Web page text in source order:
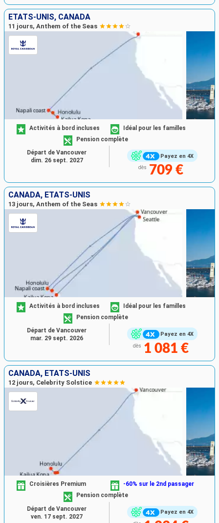
ÉTATS-UNIS, CANADA
11 jours, Anthem of the Seas
Payez en 4X
Activités à bord incluses
Idéal pour les familles
Pension complète
dès 709 €
Départ de Vancouver
dim. 26 sept. 2027
CANADA, ÉTATS-UNIS
13 jours, Anthem of the Seas
Payez en 4X
Activités à bord incluses
Idéal pour les familles
Pension complète
dès 1 081 €
Départ de Vancouver
mar. 29 sept. 2026
CANADA, ÉTATS-UNIS
12 jours, Celebrity Solstice
Payez en 4X
Croisières Premium
-60% sur le 2nd passager
Pension complète
Départ de Vancouver
ven. 17 sept. 2027